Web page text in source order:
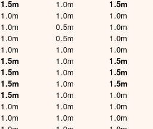
1.5m
1.0m
1.0m
1.0m
1.0m
1.5m
1.5m
1.5m
1.5m
1.0m
1.0m
1.0m
1.0m
0.5m
0.5m
1.0m
1.0m
1.0m
1.0m
1.0m
1.0m
1.0m
1.5m
1.0m
1.0m
1.0m
1.0m
1.5m
1.5m
1.5m
1.0m
1.0m
1.0m